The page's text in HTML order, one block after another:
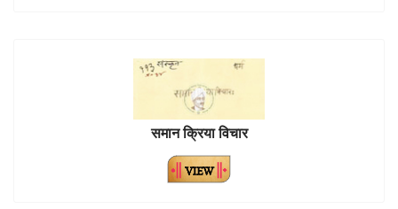
समान क्रिया विचार